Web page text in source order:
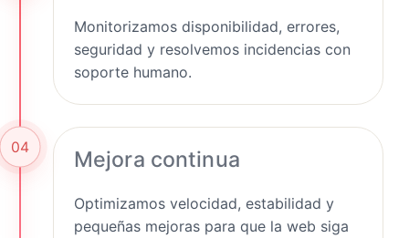
Monitorizamos disponibilidad, errores,
seguridad y resolvemos incidencias con
soporte humano.
04 Mejora continua
Optimizamos velocidad, estabilidad y
pequeñas mejoras para que la web siga